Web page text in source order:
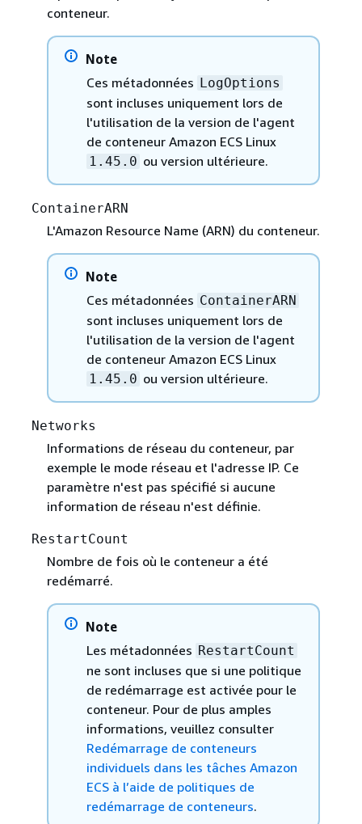
conteneur.
Note
Ces métadonnées LogOptions
sont incluses uniquement lors de
l'utilisation de la version de l'agent
de conteneur Amazon ECS Linux
1.45.0 ou version ultérieure.
ContainerARN
L'Amazon Resource Name (ARN) du conteneur.
Note
Ces métadonnées ContainerARN
sont incluses uniquement lors de
l'utilisation de la version de l'agent
de conteneur Amazon ECS Linux
1.45.0 ou version ultérieure.
Networks
Informations de réseau du conteneur, par
exemple le mode réseau et l'adresse IP. Ce
paramètre n'est pas spécifié si aucune
information de réseau n'est définie.
RestartCount
Nombre de fois où le conteneur a été
redémarré.
Note
Les métadonnées RestartCount
ne sont incluses que si une politique
de redémarrage est activée pour le
conteneur. Pour de plus amples
informations, veuillez consulter
Redémarrage de conteneurs
individuels dans les tâches Amazon
ECS à l’aide de politiques de
redémarrage de conteneurs.